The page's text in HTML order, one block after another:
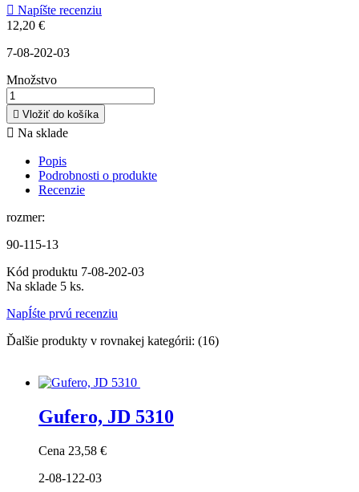
 Napíšte recenziu
12,20 €
7-08-202-03
Množstvo
 Vložiť do košíka
 Na sklade
Popis
Podrobnosti o produkte
Recenzie
rozmer:
90-115-13
Kód produktu 7-08-202-03
Na sklade 5 ks.
NapÍśte prvú recenziu
Ďalšie produkty v rovnakej kategórii: (16)
Gufero, JD 5310
Cena 23,58 €
2-08-122-03